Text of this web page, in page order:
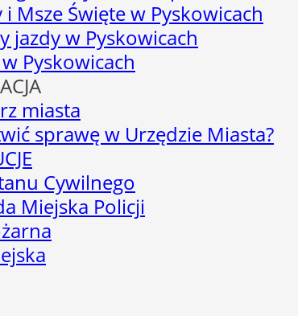
i Msze Święte w Pyskowicach
jazdy w Pyskowicach
Pyskowicach
miasta
sprawę w Urzędzie Miasta?
Cywilnego
Miejska Policji